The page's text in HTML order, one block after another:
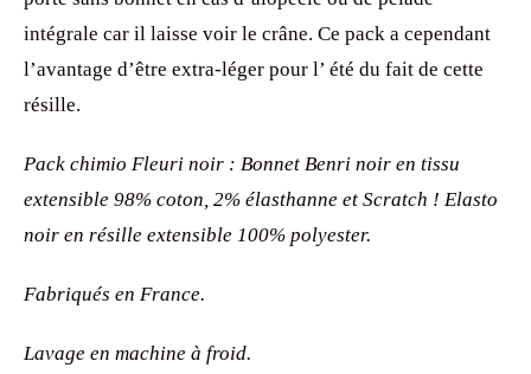
intégrale car il laisse voir le crâne. Ce pack a cependant
l’avantage d’être extra-léger pour l’ été du fait de cette
résille.
Pack chimio Fleuri noir : Bonnet Benri noir en tissu
extensible 98% coton, 2% élasthanne et Scratch ! Elasto
noir en résille extensible 100% polyester.
Fabriqués en France.
Lavage en machine à froid.